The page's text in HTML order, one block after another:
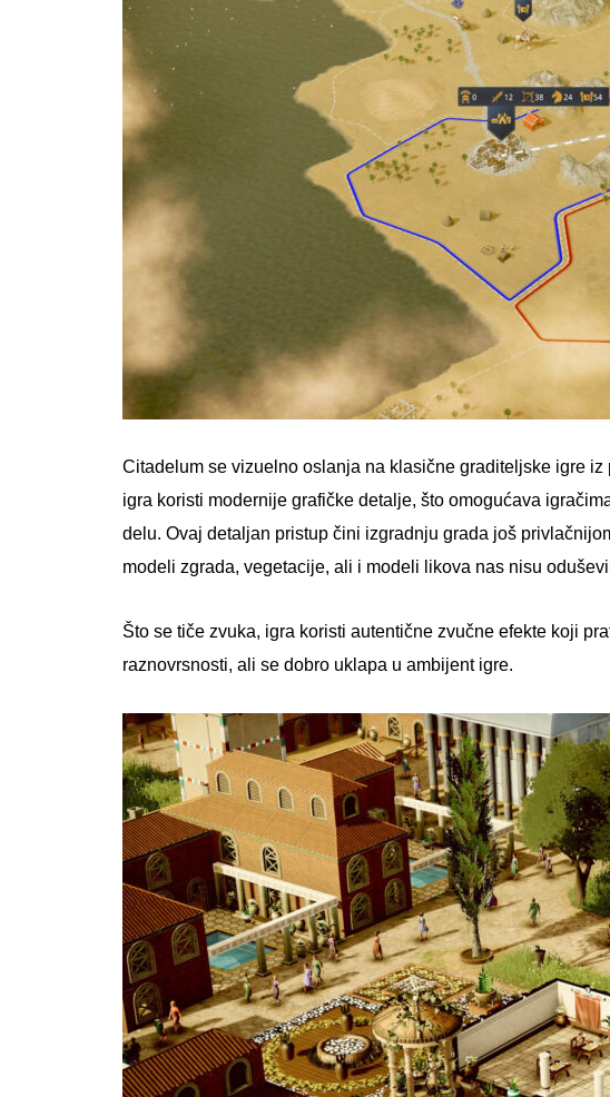
Citadelum se vizuelno oslanja na klasične graditeljske igre
igra koristi modernije grafičke detalje, što omogućava
delu. Ovaj detaljan pristup čini izgradnju grada još
modeli zgrada, vegetacije, ali i modeli likova nas nisu
Što se tiče zvuka, igra koristi autentične zvučne efekte koji
raznovrsnosti, ali se dobro uklapa u ambijent igre.